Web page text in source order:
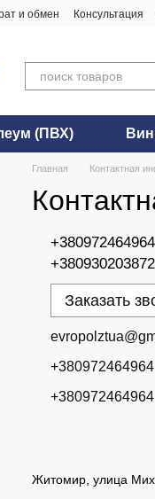
и обмен Консультация
(ПВХ)
Главная Контактная
+380972464964
+380930203872
Заказать
+380972464964
+380972464964
Житомир, улица